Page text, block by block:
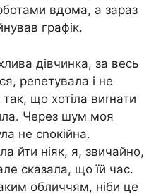
вдома, а зараз
графік.
дівчинка, за весь
реnетувала і не
що хотіла виrнати
Через шyм моя
не сnокійна.
йти ніяк, я, звичайно,
сказала, що їй час.
обличчям, ніби це